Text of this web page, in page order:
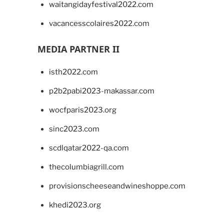
waitangidayfestival2022.com
vacancesscolaires2022.com
MEDIA PARTNER II
isth2022.com
p2b2pabi2023-makassar.com
wocfparis2023.org
sinc2023.com
scdlqatar2022-qa.com
thecolumbiagrill.com
provisionscheeseandwineshoppe.com
khedi2023.org